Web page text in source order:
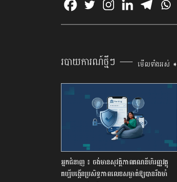
របាយការណ៍ថ្មីៗ មើលទាំងអស់ ➧
អ្នកជំនាញ ៖ ចង់មានសុវត្ថិភាពគណនីហិរញ្ញវត្ថុ
គប្បីបង្កើនប្រសិទ្ធភាពលេខសម្ងាត់ឱ្យបានរឹងមាំ